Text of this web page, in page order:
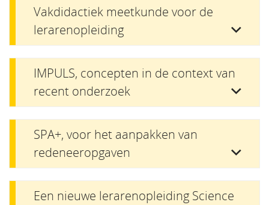
Vakdidactiek meetkunde voor de
lerarenopleiding
IMPULS, concepten in de context van
recent onderzoek
SPA+, voor het aanpakken van
redeneeropgaven
Een nieuwe lerarenopleiding Science